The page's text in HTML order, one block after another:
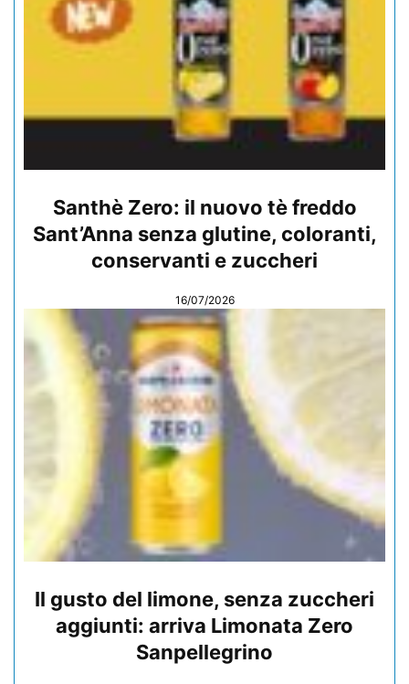
Santhè Zero: il nuovo tè freddo
Sant’Anna senza glutine, coloranti,
conservanti e zuccheri
16/07/2026
Il gusto del limone, senza zuccheri
aggiunti: arriva Limonata Zero
Sanpellegrino